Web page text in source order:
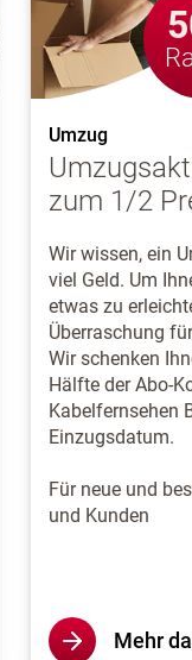
Umzug
zum 1/2
Wir wissen, ein
viel Geld. Um
etwas zu
Überraschung
Wir schenken
Hälfte der Abo-
Kabelfernsehen
Einzugsdatum.
Für neue und
und Kunden
Mehr